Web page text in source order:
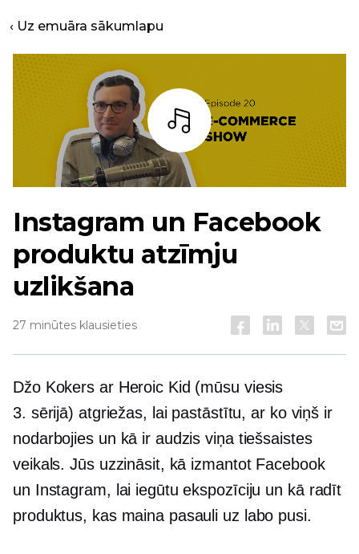
‹ Uz emuāra sākumlapu
Bārs
Instagram un Facebook
produktu atzīmju
uzlikšana
27 minūtes klausieties
Džo Kokers ar Heroic Kid (mūsu viesis
3. sērijā) atgriežas, lai pastāstītu, ar ko viņš ir
nodarbojies un kā ir audzis viņa tiešsaistes
veikals. Jūs uzzināsit, kā izmantot Facebook
un Instagram, lai iegūtu ekspozīciju un kā radīt
produktus, kas maina pasauli uz labo pusi.